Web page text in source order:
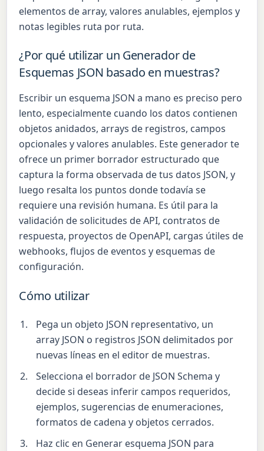
elementos de array, valores anulables, ejemplos y
notas legibles ruta por ruta.
¿Por qué utilizar un Generador de
Esquemas JSON basado en muestras?
Escribir un esquema JSON a mano es preciso pero
lento, especialmente cuando los datos contienen
objetos anidados, arrays de registros, campos
opcionales y valores anulables. Este generador te
ofrece un primer borrador estructurado que
captura la forma observada de tus datos JSON, y
luego resalta los puntos donde todavía se
requiere una revisión humana. Es útil para la
validación de solicitudes de API, contratos de
respuesta, proyectos de OpenAPI, cargas útiles de
webhooks, flujos de eventos y esquemas de
configuración.
Cómo utilizar
Pega un objeto JSON representativo, un
array JSON o registros JSON delimitados por
nuevas líneas en el editor de muestras.
Selecciona el borrador de JSON Schema y
decide si deseas inferir campos requeridos,
ejemplos, sugerencias de enumeraciones,
formatos de cadena y objetos cerrados.
Haz clic en Generar esquema JSON para